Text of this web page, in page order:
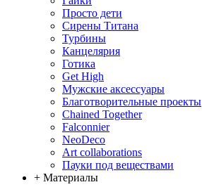
Просто дети
Сирены Титана
Турбины
Канцелярия
Готика
Get High
Мужские аксессуары
Благотворительные проекты
Chained Together
Falconnier
NeoDeco
Аrt collaborations
Пауки под веществами
+ Материалы